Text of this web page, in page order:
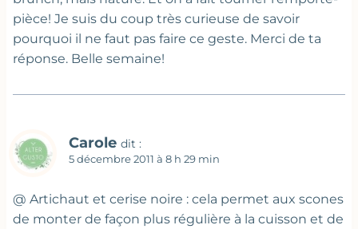
pièce! Je suis du coup très curieuse de savoir
pourquoi il ne faut pas faire ce geste. Merci de ta
réponse. Belle semaine!
Carole dit :
5 décembre 2011 à 8 h 29 min
@ Artichaut et cerise noire : cela permet aux scones
de monter de façon plus régulière à la cuisson et de